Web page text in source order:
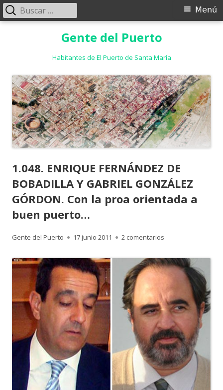
Gente del Puerto
Habitantes de El Puerto de Santa María
Menú
Menú
Buscar:
1.048. ENRIQUE FERNÁNDEZ DE
BOBADILLA Y GABRIEL GONZÁLEZ
GÓRDON. Con la proa orientada a
buen puerto…
Autor
Gente del Puerto
Publicado
17 junio 2011 2 comentarios